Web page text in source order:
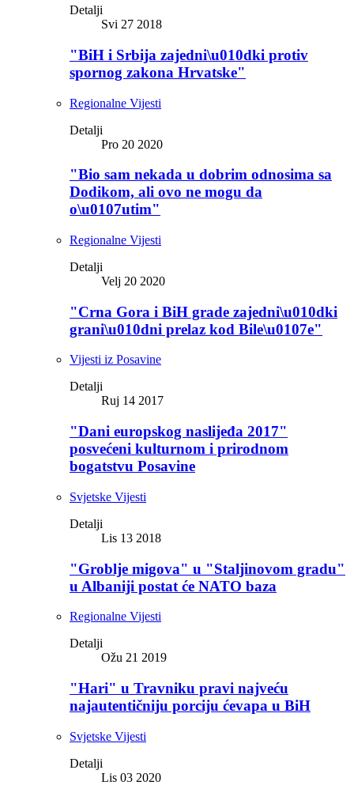
Detalji
Svi 27 2018
"BiH i Srbija zajedni\u010dki protiv
spornog zakona Hrvatske"
Regionalne Vijesti
Detalji
Pro 20 2020
"Bio sam nekada u dobrim odnosima sa
Dodikom, ali ovo ne mogu da
o\u0107utim"
Regionalne Vijesti
Detalji
Velj 20 2020
"Crna Gora i BiH grade zajedni\u010dki
grani\u010dni prelaz kod Bile\u0107e"
Vijesti iz Posavine
Detalji
Ruj 14 2017
"Dani europskog naslijeđa 2017"
posvećeni kulturnom i prirodnom
bogatstvu Posavine
Svjetske Vijesti
Detalji
Lis 13 2018
"Groblje migova" u "Staljinovom gradu"
u Albaniji postat će NATO baza
Regionalne Vijesti
Detalji
Ožu 21 2019
"Hari" u Travniku pravi najveću
najautentičniju porciju ćevapa u BiH
Svjetske Vijesti
Detalji
Lis 03 2020